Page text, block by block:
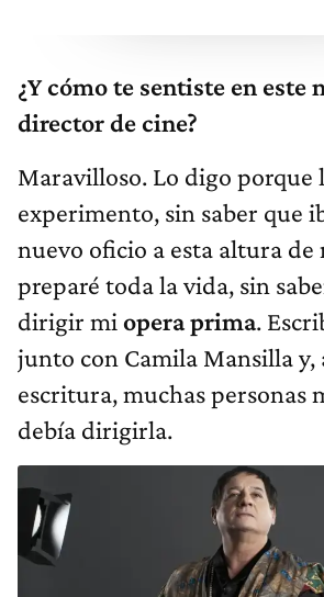
¿Y cómo te sentiste en este
director de cine?
Maravilloso. Lo digo porque
experimento, sin saber que
nuevo oficio a esta altura de
preparé toda la vida, sin
dirigir mi opera prima.
junto con Camila Mansilla y,
escritura, muchas personas
debía dirigirla.